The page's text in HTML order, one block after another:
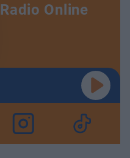
Radio Online